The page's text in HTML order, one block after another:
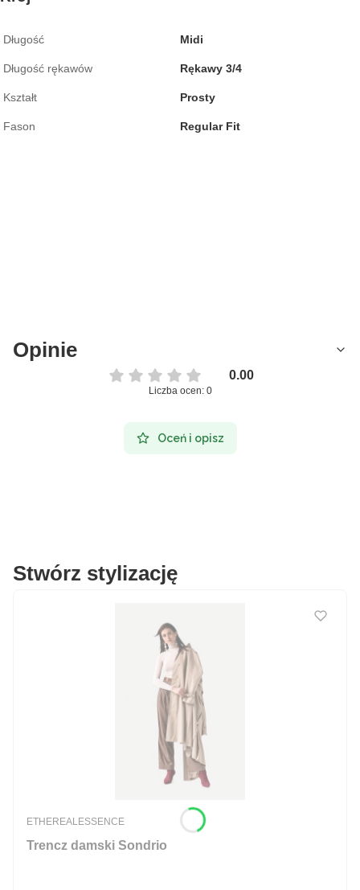
Długość Midi
Długość rękawów Rękawy 3/4
Kształt Prosty
Fason Regular Fit
Opinie
0.00
Liczba ocen: 0
Oceń i opisz
Stwórz stylizację
Trencz damski Sondrio
PRODUCENT
ETHEREALESSENCE